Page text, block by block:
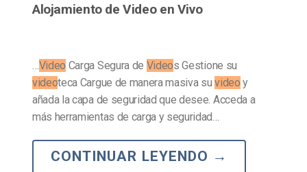
Alojamiento de Video en Vivo
…Video Carga Segura de Videos Gestione su
videoteca Cargue de manera masiva suvideo y
añada la capa de seguridad que desee. Acceda a
más herramientas de carga y seguridad…
CONTINUAR LEYENDO →